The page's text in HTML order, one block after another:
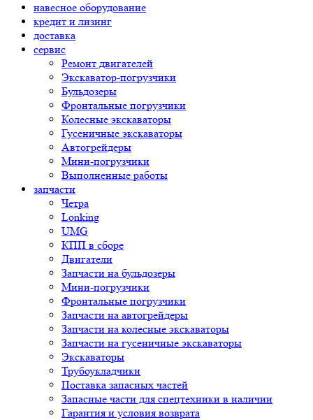
навесное оборудование
кредит и лизинг
доставка
сервис
Ремонт двигателей
Экскаватор-погрузчики
Бульдозеры
Фронтальные погрузчики
Колесные экскаваторы
Гусеничные экскаваторы
Автогрейдеры
Мини-погрузчики
Выполненные работы
запчасти
Четра
Lonking
UMG
КПП в сборе
Двигатели
Запчасти на бульдозеры
Мини-погрузчики
Фронтальные погрузчики
Запчасти на автогрейдеры
Запчасти на колесные экскаваторы
Запчасти на гусеничные экскаваторы
Экскаваторы
Трубоукладчики
Поставка запасных частей
Запасные части для спецтехники в наличии
Гарантия и условия возврата